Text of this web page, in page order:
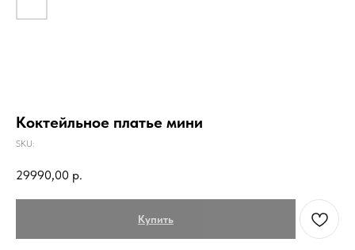
Коктейльное платье мини
SKU:
29990,00 р.
Купить